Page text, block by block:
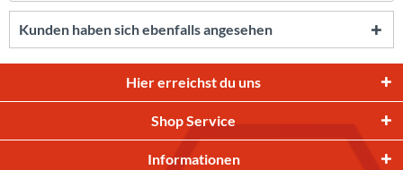
Kunden haben sich ebenfalls angesehen
Hier erreichst du uns
Shop Service
Informationen